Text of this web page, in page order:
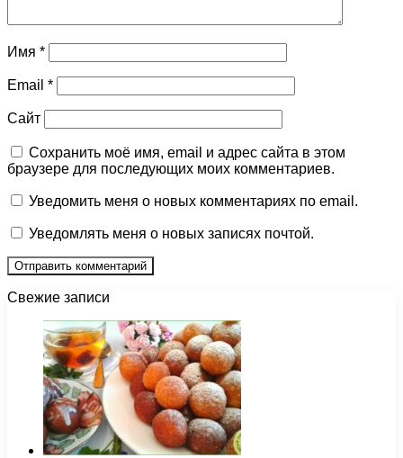
Имя *
Email *
Сайт
Сохранить моё имя, email и адрес сайта в этом
браузере для последующих моих комментариев.
Уведомить меня о новых комментариях по email.
Уведомлять меня о новых записях почтой.
Свежие записи